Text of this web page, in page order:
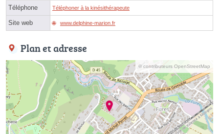
Téléphone Téléphoner à la kinésithérapeute
Site web www.delphine-marion.fr
Plan et adresse
© contributeurs OpenStreetMap